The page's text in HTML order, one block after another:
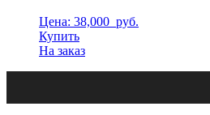
Цена: 38,000 руб.
Купить
На заказ